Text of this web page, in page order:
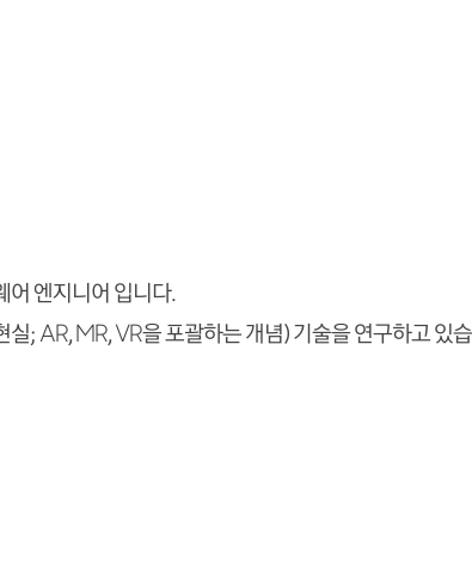
엔지니어 입니다.
; AR, MR, VR을 포괄하는 개념) 기술을 연구하고 있